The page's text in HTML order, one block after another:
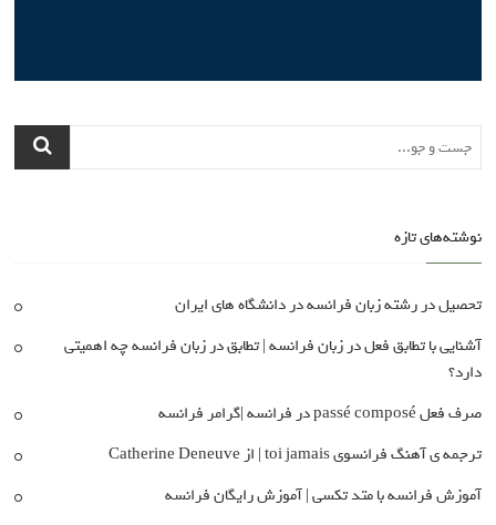
نوشته‌های تازه
تحصیل در رشته زبان فرانسه در دانشگاه های ایران
آشنایی با تطابق فعل در زبان فرانسه | تطابق در زبان فرانسه چه اهمیتی
دارد؟
صرف فعل passé composé در فرانسه |گرامر فرانسه
ترجمه ی آهنگ فرانسوی toi jamais | از Catherine Deneuve
آموزش فرانسه با متد تکسی | آموزش رایگان فرانسه